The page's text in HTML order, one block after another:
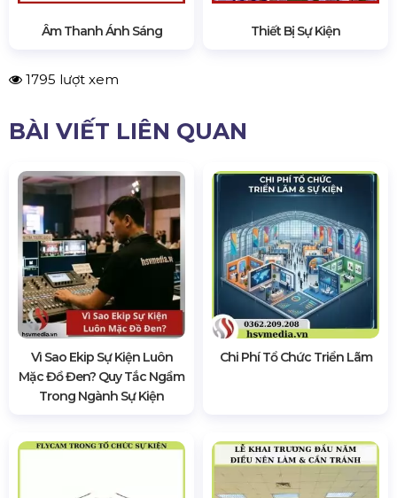
Âm Thanh Ánh Sáng Thiết Bị Sự Kiện
1795 lượt xem
BÀI VIẾT LIÊN QUAN
Vì Sao Ekip Sự Kiện Luôn
Mặc Đồ Đen? Quy Tắc Ngầm
Trong Ngành Sự Kiện
Chi Phí Tổ Chức Triển Lãm